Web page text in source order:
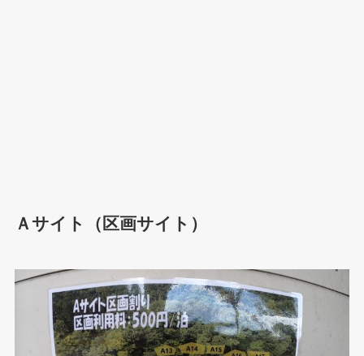
Ａサイト（区画サイト）